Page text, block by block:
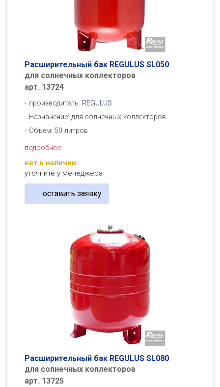
Расширительный бак REGULUS SL050
для солнечных коллекторов
арт. 13724
производитель: REGULUS
Назначение: для солнечных коллекторов
Объем: 50 литров
подробнее
нет в наличии
уточните у менеджера
оставить заявку
Расширительный бак REGULUS SL080
для солнечных коллекторов
арт. 13725